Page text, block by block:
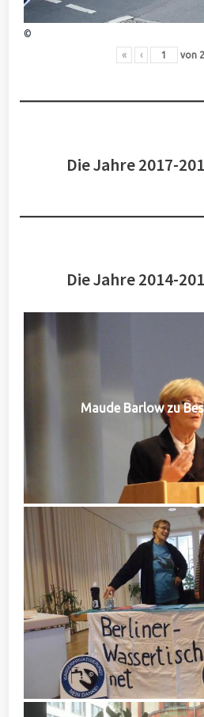
©
« ‹ von 2
Die Jahre 2017-
Die Jahre 2014-
Maude Barlow zu